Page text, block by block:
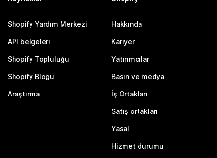
Shopify Yardım Merkezi
API belgeleri
Shopify Topluluğu
Shopify Blogu
Araştırma
Hakkında
Kariyer
Yatırımcılar
Basın ve medya
İş Ortakları
Satış ortakları
Yasal
Hizmet durumu